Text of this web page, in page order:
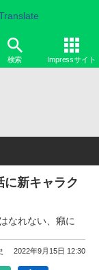
検索 Impressサイト
に新キャラク
なれない、癪に
2022年9月15日 12:30